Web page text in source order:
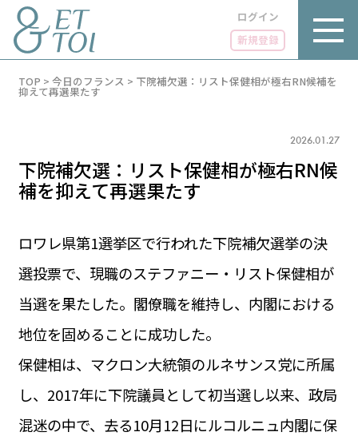
ログイン
新規登録
LUXE
グルメ
LIFE STYLE
ビジネス・キャリア
INFOS PRATIQUES
PARIS 14℃ / 12℃
FR 18:23 ／ JP 01:23
1€＝182.37円
お問い合わせ
運営会社
サイトポリシー
TOP > 今日のフランス > 下院補欠選：リスト保健相が極右RN候補を
抑えて再選果たす
2026.01.27
下院補欠選：リスト保健相が極右RN候
補を抑えて再選果たす
ロワレ県第1選挙区で行われた下院補欠選挙の決
選投票で、現職のステファニー・リスト保健相が
当選を果たした。閣僚職を維持し、内閣における
地位を固めることに成功した。
保健相は、マクロン大統領のルネサンス党に所属
し、2017年に下院議員として初当選し以来、政局
混迷の中で、去る10月12日にルコルニュ内閣に保